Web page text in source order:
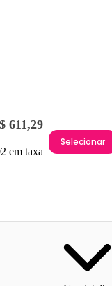
611,29
em taxa
Selecionar